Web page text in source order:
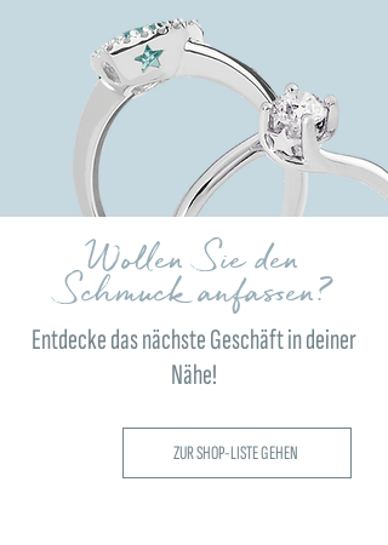
Wollen Sie den
Schmuck anfassen?
Entdecke das nächste Geschäft in deiner
Nähe!
ZUR SHOP-LISTE GEHEN